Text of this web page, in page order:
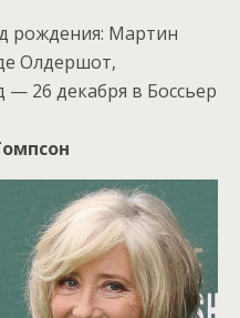
рождения: Мартин
Олдершот,
26 декабря в Боссьер